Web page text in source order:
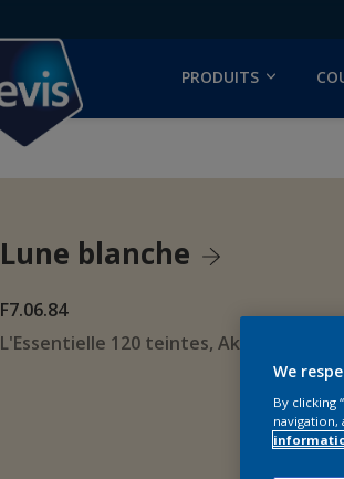
PRODUITS
Lune blanche
F7.06.84
L'Essentielle 120 teintes, AkzoNobel
We
By clicking
navigation,